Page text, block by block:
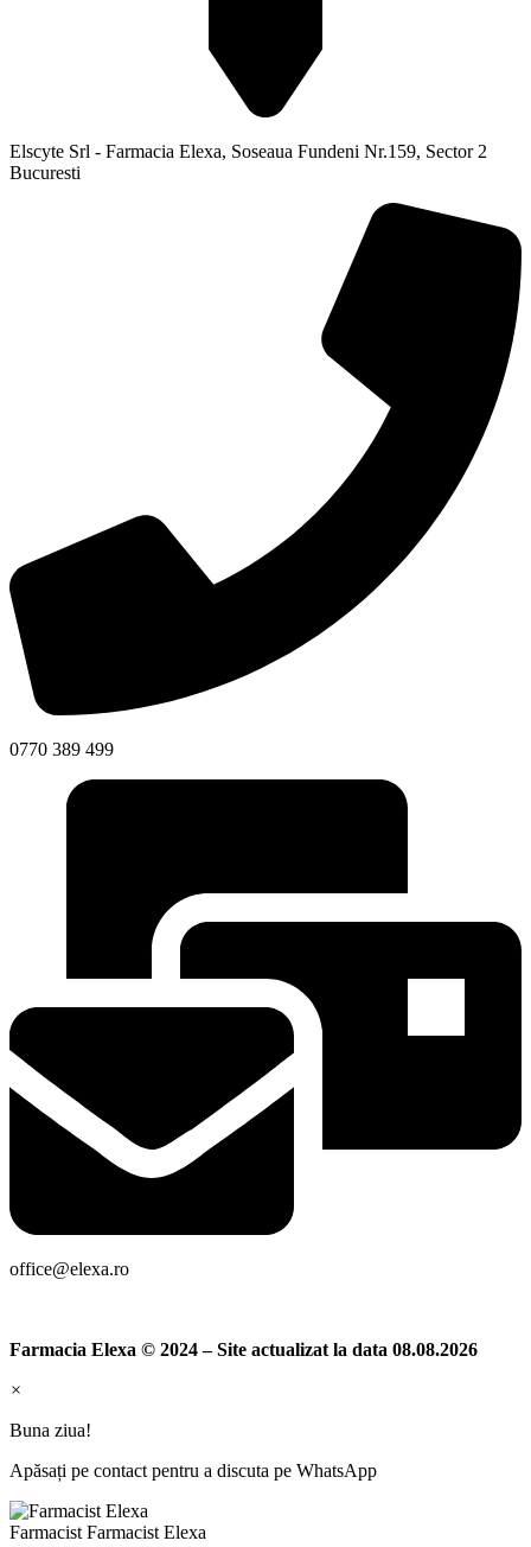
Elscyte Srl - Farmacia Elexa, Soseaua Fundeni Nr.159, Sector 2
Bucuresti
0770 389 499
office@elexa.ro
Farmacia Elexa © 2024 – Site actualizat la data 08.08.2026
×
Buna ziua!
Apăsați pe contact pentru a discuta pe WhatsApp
Farmacist Farmacist Elexa